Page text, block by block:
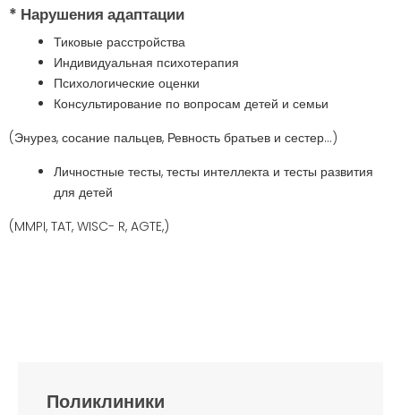
* Нарушения адаптации
Тиковые расстройства
Индивидуальная психотерапия
Психологические оценки
Консультирование по вопросам детей и семьи
(Энурез, сосание пальцев, Ревность братьев и сестер...)
Личностные тесты, тесты интеллекта и тесты развития
для детей
(MMPI, TAT, WISC- R, AGTE,)
Поликлиники